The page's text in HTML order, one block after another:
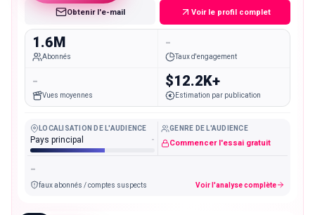
Obtenir l'e-mail Voir le profil complet
1.6M
Abonnés
-
Taux d'engagement
-
Vues moyennes
$12.2K+
Estimation par publication
LOCALISATION DE L'AUDIENCE
Pays principal -
GENRE DE L'AUDIENCE
Commencer l'essai gratuit
-
faux abonnés / comptes suspects Voir l'analyse complète